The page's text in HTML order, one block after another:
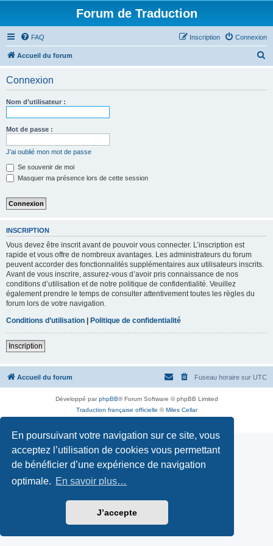
En poursuivant votre navigation sur ce site, vous
acceptez l’utilisation de cookies vous permettant
de bénéficier d’une expérience de navigation
optimale. En savoir plus…
J’accepte
Forum de Traduction
FAQ Connexion
Inscription
Accueil du forum
Connexion
Nom d’utilisateur :
Mot de passe :
J’ai oublié mon mot de passe
Se souvenir de moi
Masquer ma présence lors de cette session
INSCRIPTION
Vous devez être inscrit avant de pouvoir vous connecter. L’inscription est
rapide et vous offre de nombreux avantages. Les administrateurs du forum
peuvent accorder des fonctionnalités supplémentaires aux utilisateurs inscrits.
Avant de vous inscrire, assurez-vous d’avoir pris connaissance de nos
conditions d’utilisation et de notre politique de confidentialité. Veuillez
également prendre le temps de consulter attentivement toutes les règles du
forum lors de votre navigation.
Conditions d’utilisation | Politique de confidentialité
Inscription
Accueil du forum Fuseau horaire sur UTC
Développé parphpBB® Forum Software © phpBB Limited
Traduction française officielle ©Miles Cellar